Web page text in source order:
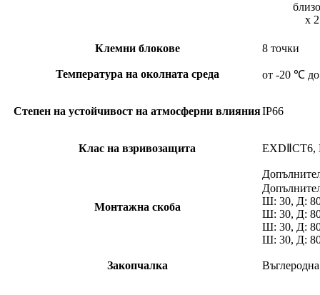
х 2
Клемни блокове 8 точки
Температура на околната среда от -20 ℃
Степен на устойчивост на атмосферни влиянияIP66
Клас на взривозащита EXDⅡCT6,
Монтажна скоба
Ш: 30, Д:
Ш: 30, Д:
Ш: 30, Д:
Ш: 30, Д:
Закопчалка